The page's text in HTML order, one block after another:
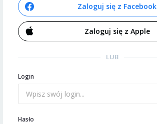
Zaloguj się z Facebook
Zaloguj się z Apple
LUB
Login
Hasło